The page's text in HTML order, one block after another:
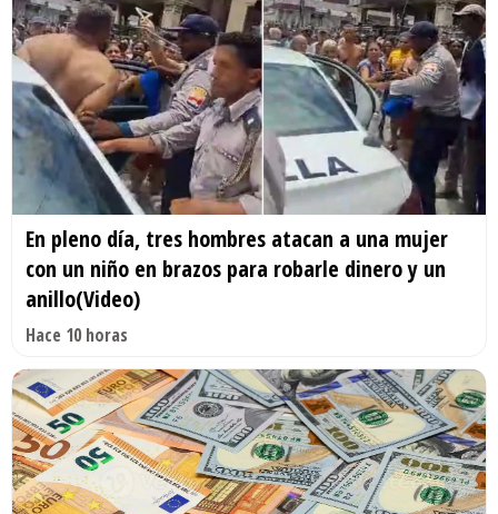
En pleno día, tres hombres atacan a una mujer
con un niño en brazos para robarle dinero y un
anillo(Video)
Hace 10 horas